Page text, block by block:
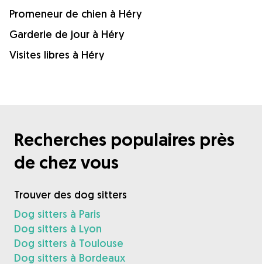
Promeneur de chien à Héry
Garderie de jour à Héry
Visites libres à Héry
Recherches populaires près
de chez vous
Trouver des dog sitters
Dog sitters à Paris
Dog sitters à Lyon
Dog sitters à Toulouse
Dog sitters à Bordeaux